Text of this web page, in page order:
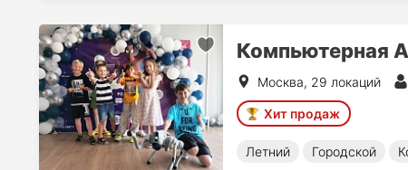
Компьютерная
Москва, 29 локаций
Хит продаж
Летний Городской